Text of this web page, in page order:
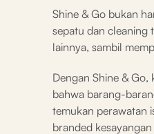
Shine & Go bukan
sepatu dan cleaning
lainnya, sambil
Dengan Shine &
bahwa barang-
temukan perawatan
branded